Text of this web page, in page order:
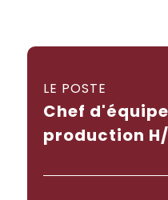
LE POSTE
Chef
production